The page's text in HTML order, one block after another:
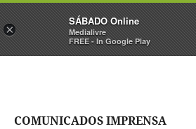
Sábado Assine
COMUNICADOS IMPRENSA
×
SÁBADO Online
Medialivre
FREE - In Google Play